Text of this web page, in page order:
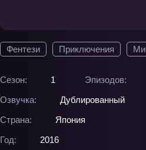
Фентези Приключения
Сезон: 1 Эпизодов:
Озвучка:
Дублированный
Страна:
Япония
Год:
2016